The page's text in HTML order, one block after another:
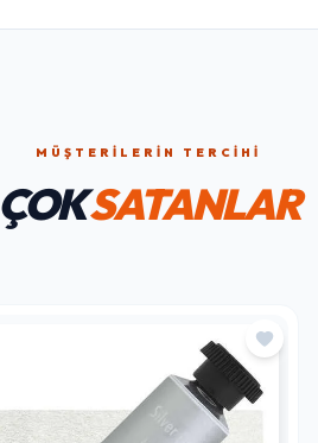
MÜŞTERILERIN TERCIHI
ÇOKSATANLAR